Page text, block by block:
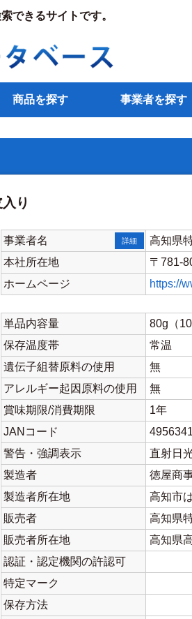
できるサイトです。
商品を探す 事業者を探す
り
事業者名 詳細
高知県
本社所在地
〒781-
ホームページ
https://
単品内容量
80g（
保存温度帯
常温
遺伝子組替原料の使用
無
アレルギー起因原料の使用
無
賞味期限/消費期限
1年
JANコード
警告・強調表示
直射日
製造者
徳屋商
製造者所在地
高知市
販売者
高知県
販売者所在地
高知県
認証・認定機関の許認可
特定マーク
保存方法